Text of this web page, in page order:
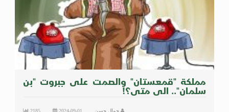
مملكة "قمعستان" والصمت على جبروت "بن
سلمان".. الى متى؟!
جمال حسن 2024-09-01
2185